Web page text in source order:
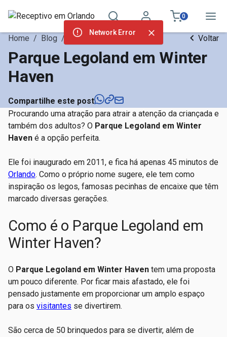
0
Home / Blog / Atrações Orlando Voltar
Parque Legoland em Winter
Haven
Compartilhe este post
Procurando uma atração para atrair a atenção da criançada e
também dos adultos? O Parque Legoland em Winter
Haven é a opção perfeita.
Ele foi inaugurado em 2011, e fica há apenas 45 minutos de
Orlando. Como o próprio nome sugere, ele tem como
inspiração os legos, famosas pecinhas de encaixe que têm
marcado diversas gerações.
Como é o Parque Legoland em
Winter Haven?
O Parque Legoland em Winter Haven tem uma proposta
um pouco diferente. Por ficar mais afastado, ele foi
pensado justamente em proporcionar um amplo espaço
para os visitantes se divertirem.
São cerca de 50 brinquedos para se divertir, além de
Network Error